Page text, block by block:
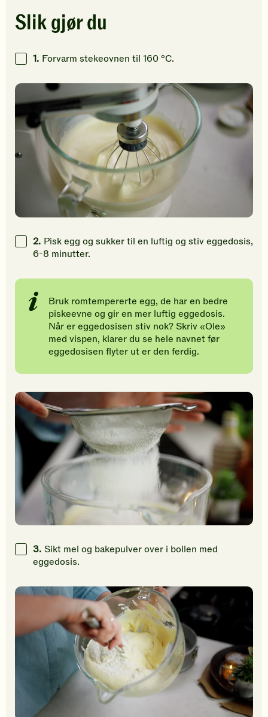
stjerner.
Klikk
å
gi
vurdering.
gi
vurdering.
Slik gjør du
1. Forvarm stekeovnen til 160 °C.
2. Pisk egg og sukker til en luftig og stiv eggedosis,
6-8 minutter.
Bruk romtempererte egg, de har en bedre
piskeevne og gir en mer luftig eggedosis.
Når er eggedosisen stiv nok? Skriv «Ole»
med vispen, klarer du se hele navnet før
eggedosisen flyter ut er den ferdig.
3. Sikt mel og bakepulver over i bollen med
eggedosis.